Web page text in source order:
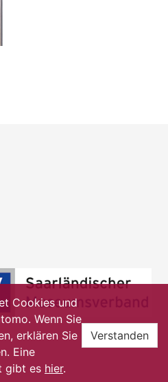
Cookies und
Wenn Sie
erklären Sie
Eine
gibt es hier.
Verstanden